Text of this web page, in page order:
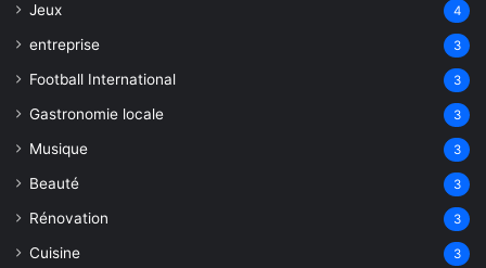
Jeux 4
entreprise 3
Football International 3
Gastronomie locale 3
Musique 3
Beauté 3
Rénovation 3
Cuisine 3